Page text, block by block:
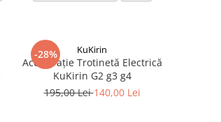
-28% KuKirin
Accelerație Trotinetă Electrică
KuKirin G2 g3 g4
195,00 Lei140,00 Lei